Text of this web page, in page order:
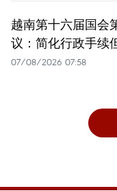
越南第十六届国会
议：简化行政手续
07/08/2026 07:58